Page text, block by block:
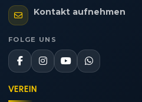
Kontakt aufnehmen
FOLGE UNS
VEREIN